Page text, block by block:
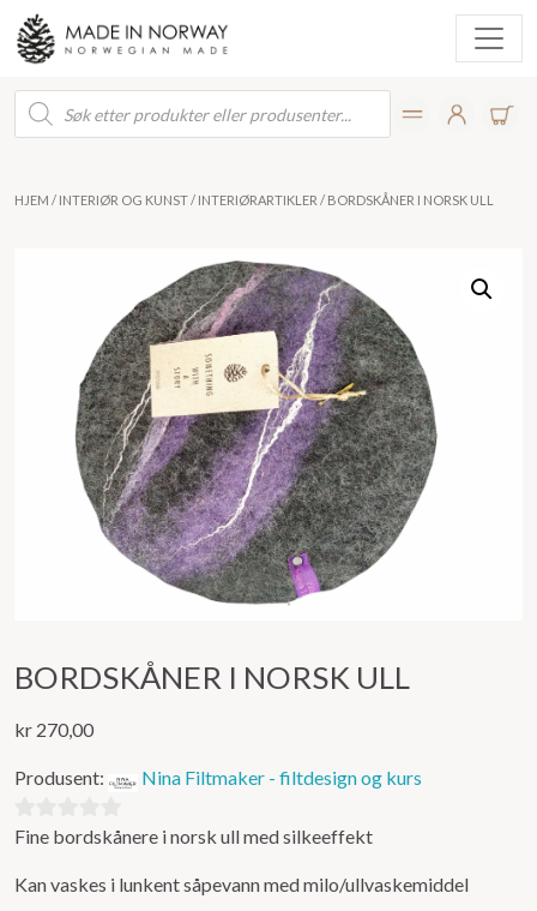
Products
search
HJEM / INTERIØR OG KUNST/ INTERIØRARTIKLER / BORDSKÅNER I NORSK ULL
BORDSKÅNER I NORSK ULL
kr 270,00
Produsent: Nina Filtmaker - filtdesign og kurs
0
av
Fine bordskånere i norsk ull med silkeeffekt
Kan vaskes i lunkent såpevann med milo/ullvaskemiddel